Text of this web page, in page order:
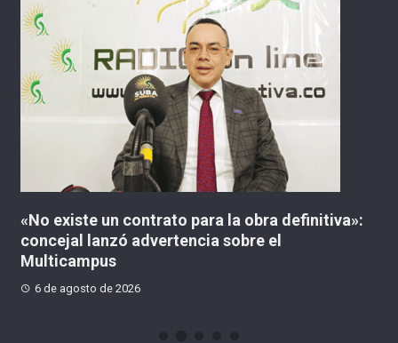
«No existe un contrato para la obra definitiva»:
concejal lanzó advertencia sobre el
Multicampus
6 de agosto de 2026